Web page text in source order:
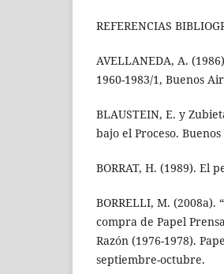
REFERENCIAS
AVELLANEDA, A.
1960-1983/1, Buenos
BLAUSTEIN, E. y
bajo el Proceso.
BORRAT, H. (1989). El
BORRELLI, M.
compra de Papel
Razón (1976-1978).
septiembre-octubre.